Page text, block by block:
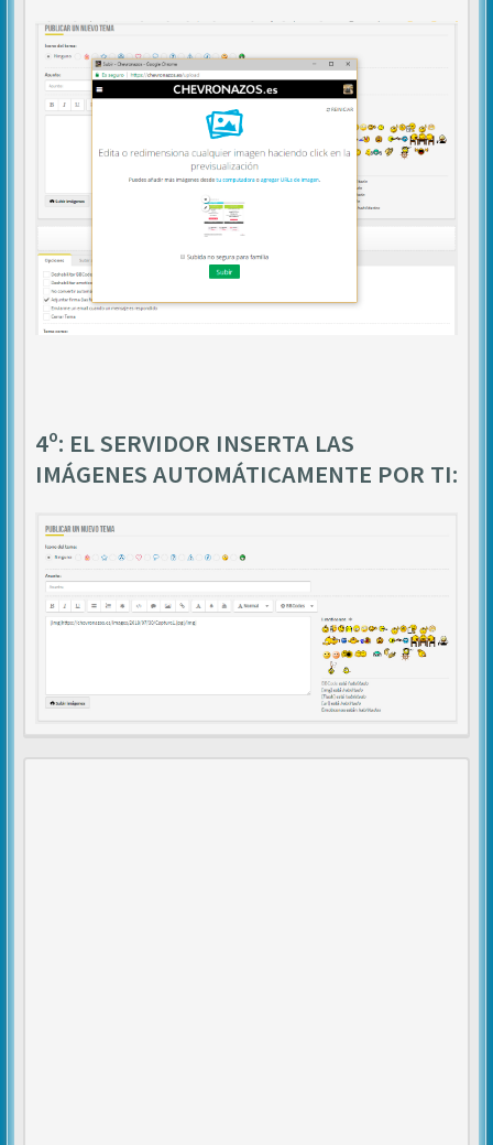
4º: EL SERVIDOR INSERTA LAS
IMÁGENES AUTOMÁTICAMENTE POR TI: